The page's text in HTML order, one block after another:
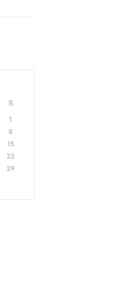
토
1
8
15
22
29